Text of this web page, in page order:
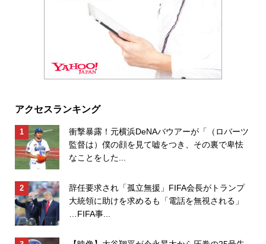
アクセスランキング
衝撃暴露！元横浜DeNAバウアーが「（ロバーツ
監督は）僕の顔を見て嘘をつき、その裏で卑怯
なことをした...
辞任要求され「孤立無援」FIFA会長がトランプ
大統領に助けを求めるも「電話を無視される」
…FIFA事...